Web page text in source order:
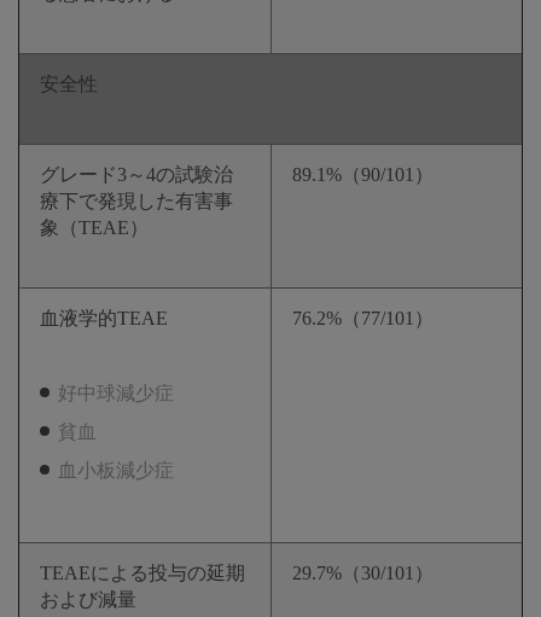
安全性
グレード3～4の試験治
療下で発現した有害事
象（TEAE）
89.1%（90/101）
血液学的TEAE
好中球減少症
貧血
血小板減少症
76.2%（77/101）
TEAEによる投与の延期
および減量
29.7%（30/101）